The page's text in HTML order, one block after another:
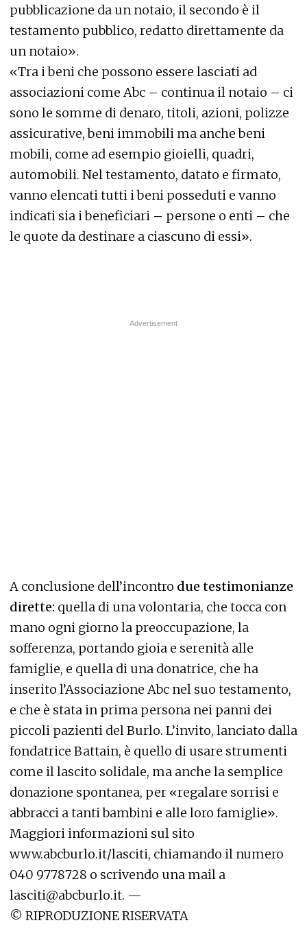
pubblicazione da un notaio, il secondo è il
testamento pubblico, redatto direttamente da
un notaio».
«Tra i beni che possono essere lasciati ad
associazioni come Abc – continua il notaio – ci
sono le somme di denaro, titoli, azioni, polizze
assicurative, beni immobili ma anche beni
mobili, come ad esempio gioielli, quadri,
automobili. Nel testamento, datato e firmato,
vanno elencati tutti i beni posseduti e vanno
indicati sia i beneficiari – persone o enti – che
le quote da destinare a ciascuno di essi».
A conclusione dell’incontro due testimonianze
dirette: quella di una volontaria, che tocca con
mano ogni giorno la preoccupazione, la
sofferenza, portando gioia e serenità alle
famiglie, e quella di una donatrice, che ha
inserito l’Associazione Abc nel suo testamento,
e che è stata in prima persona nei panni dei
piccoli pazienti del Burlo. L’invito, lanciato dalla
fondatrice Battain, è quello di usare strumenti
come il lascito solidale, ma anche la semplice
donazione spontanea, per «regalare sorrisi e
abbracci a tanti bambini e alle loro famiglie».
Maggiori informazioni sul sito
www.abcburlo.it/lasciti, chiamando il numero
040 9778728 o scrivendo una mail a
lasciti@abcburlo.it. —
© RIPRODUZIONE RISERVATA